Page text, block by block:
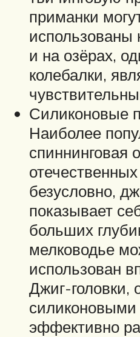
приманки
использованы
и на озёрах,
колебалки,
Силиконовые
Наиболее
спиннинговая
безусловно,
показывает
больших
мелководье
использован
Джиг-головки,
эффективно